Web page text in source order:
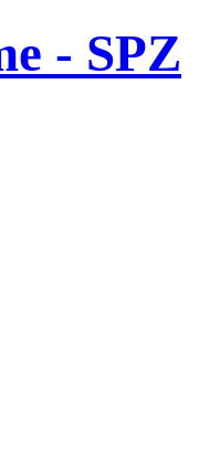
- SPZ